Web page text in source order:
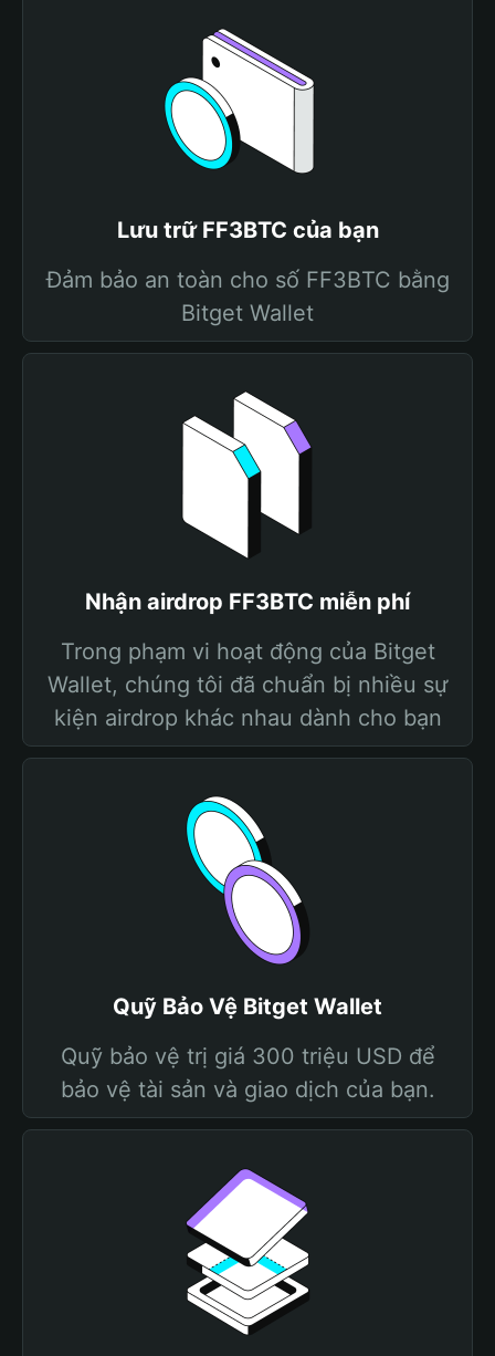
Lưu trữ FF3BTC của bạn
Đảm bảo an toàn cho số FF3BTC bằng
Bitget Wallet
Nhận airdrop FF3BTC miễn phí
Trong phạm vi hoạt động của Bitget
Wallet, chúng tôi đã chuẩn bị nhiều sự
kiện airdrop khác nhau dành cho bạn
Quỹ Bảo Vệ Bitget Wallet
Quỹ bảo vệ trị giá 300 triệu USD để
bảo vệ tài sản và giao dịch của bạn.